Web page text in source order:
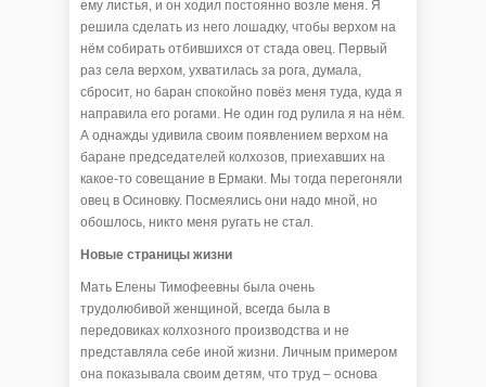
ему листья, и он ходил постоянно возле меня. Я
решила сделать из него лошадку, чтобы верхом на
нём собирать отбившихся от стада овец. Первый
раз села верхом, ухватилась за рога, думала,
сбросит, но баран спокойно повёз меня туда, куда я
направила его рогами. Не один год рулила я на нём.
А однажды удивила своим появлением верхом на
баране председателей колхозов, приехавших на
какое-то совещание в Ермаки. Мы тогда перегоняли
овец в Осиновку. Посмеялись они надо мной, но
обошлось, никто меня ругать не стал.
Новые страницы жизни
Мать Елены Тимофеевны была очень
трудолюбивой женщиной, всегда была в
передовиках колхозного производства и не
представляла себе иной жизни. Личным примером
она показывала своим детям, что труд – основа